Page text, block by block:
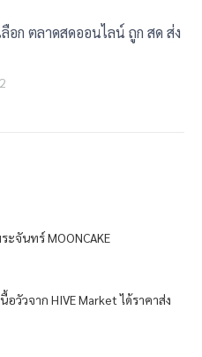
อก ตลาดสดออนไลน์ ถูก สด ส่ง
จันทร์ MOONCAKE
อวัวจาก HIVE Market ได้ราคาส่ง